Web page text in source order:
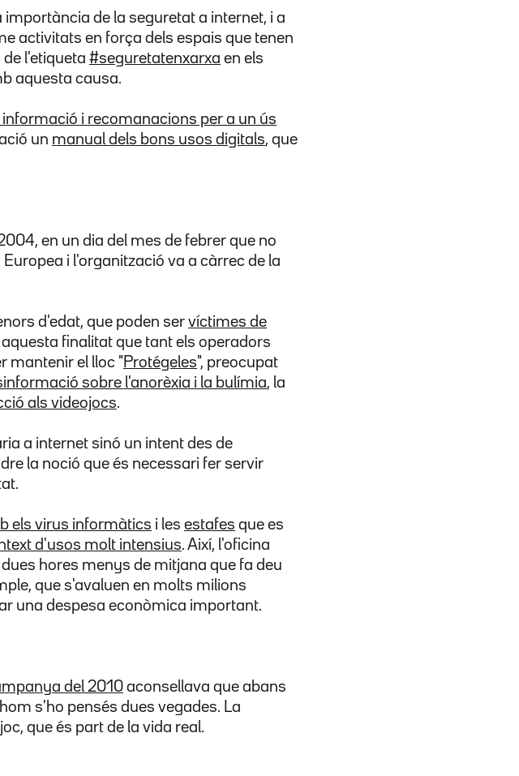
de la seguretat a internet, i a
activitats en força dels espais que tenen
l'etiqueta #seguretatenxarxa en els
aquesta causa.
i recomanacions per a un ús
un manual dels bons usos digitals, que
en un dia del mes de febrer que no
i l'organització va a càrrec de la
d'edat, que poden ser víctimes de
aquesta finalitat que tant els operadors
mantenir el lloc " Protégeles", preocupat
sobre l'anorèxia i la bulímia, la
als videojocs.
a internet sinó un intent des de
la noció que és necessari fer servir
els virus informàtics i les estafes que es
d'usos molt intensius. Així, l'oficina
hores menys de mitjana que fa deu
que s'avaluen en molts milions
una despesa econòmica important.
del 2010 aconsellava que abans
s'ho pensés dues vegades. La
que és part de la vida real.